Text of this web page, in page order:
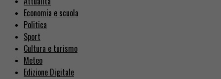
Economia e scuola
Politica
Sport
Cultura e turismo
Meteo
Edizione Digitale